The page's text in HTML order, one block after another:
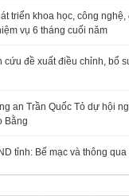
triển khoa học, công
vụ 6 tháng cuối năm
cứu đề xuất điều chỉnh, bổ
an Trần Quốc Tỏ dự hội
Bằng
tỉnh: Bế mạc và thông